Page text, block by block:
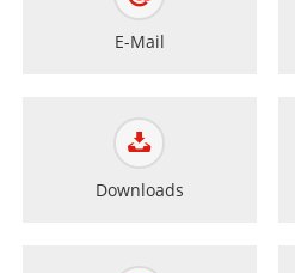
E-Mail
Downloads